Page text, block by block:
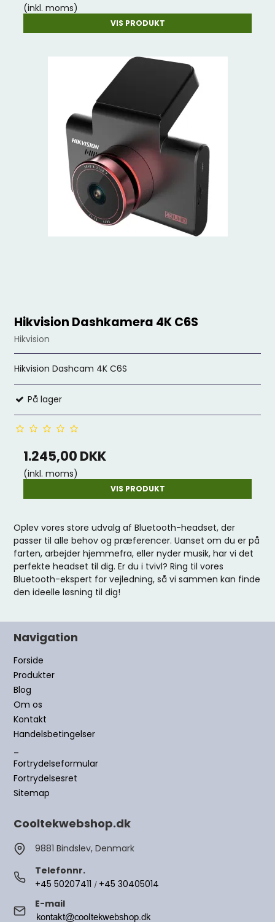
(inkl. moms)
VIS PRODUKT
Hikvision Dashkamera 4K C6S
Hikvision
Hikvision Dashcam 4K C6S
På lager
1.245,00 DKK
(inkl. moms)
VIS PRODUKT
Oplev vores store udvalg af Bluetooth-headset, der
passer til alle behov og præferencer. Uanset om du er på
farten, arbejder hjemmefra, eller nyder musik, har vi det
perfekte headset til dig. Er du i tvivl? Ring til vores
Bluetooth-ekspert for vejledning, så vi sammen kan finde
den ideelle løsning til dig!
Navigation
Forside
Produkter
Blog
Om os
Kontakt
Handelsbetingelser
Fortrydelseformular
Fortrydelsesret
Sitemap
Cooltekwebshop.dk
9881 Bindslev, Denmark
Telefonnr.
+45 50207411 / +45 30405014
E-mail